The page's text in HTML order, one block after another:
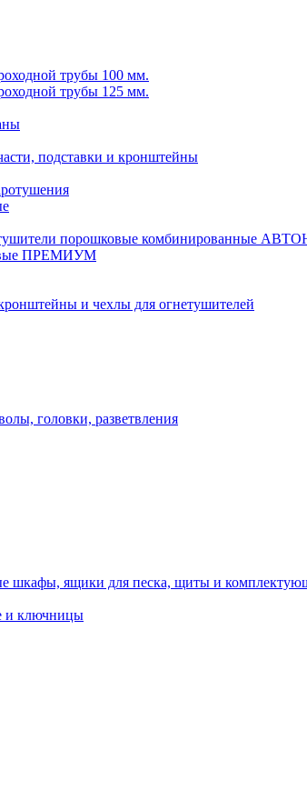
трубы 100 мм.
трубы 125 мм.
подставки и кронштейны
порошковые комбинированные
ПРЕМИУМ
и чехлы для огнетушителей
головки, разветвления
шкафы, ящики для песка, щиты и
и ключницы